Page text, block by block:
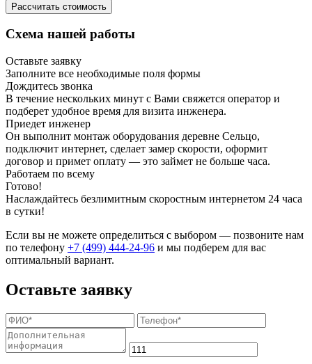
Рассчитать стоимость
Схема нашей работы
Оставьте заявку
Заполните все необходимые поля формы
Дождитесь звонка
В течение нескольких минут с Вами свяжется оператор и
подберет удобное время для визита инженера.
Приедет инженер
Он выполнит монтаж оборудования деревне Сельцо,
подключит интернет, сделает замер скорости, оформит
договор и примет оплату — это займет не больше часа.
Работаем по всему
Готово!
Наслаждайтесь безлимитным скоростным интернетом 24 часа
в сутки!
Если вы не можете определиться с выбором — позвоните нам
по телефону +7 (499) 444-24-96 и мы подберем для вас
оптимальный вариант.
Оставьте заявку